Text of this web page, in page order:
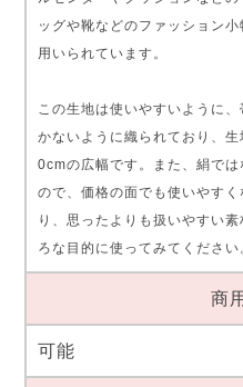
ッグや靴などのファッション
用いられています。
この生地は使いやすいように
かないように織られており、
0cmの広幅です。また、絹で
ので、価格の面でも使いやす
り、思ったよりも扱いやすい
ろな目的に使ってみてください
商
可能